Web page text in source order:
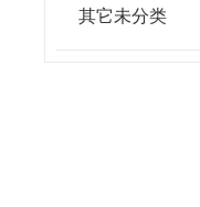
其它未分类